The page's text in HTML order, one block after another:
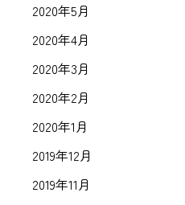
2020年5月
2020年4月
2020年3月
2020年2月
2020年1月
2019年12月
2019年11月